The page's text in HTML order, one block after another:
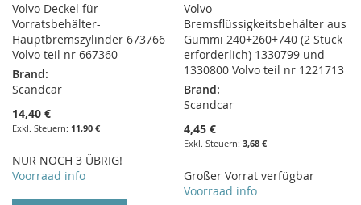
Volvo Deckel für
Vorratsbehälter-
Hauptbremszylinder 673766
Volvo teil nr 667360
Brand:
Scandcar
14,40 €
11,90 €
NUR NOCH 3 ÜBRIG!
Voorraad info
Volvo
Bremsflüssigkeitsbehälter aus
Gummi 240+260+740 (2 Stück
erforderlich) 1330799 und
1330800 Volvo teil nr 1221713
Brand:
Scandcar
4,45 €
3,68 €
Großer Vorrat verfügbar
Voorraad info